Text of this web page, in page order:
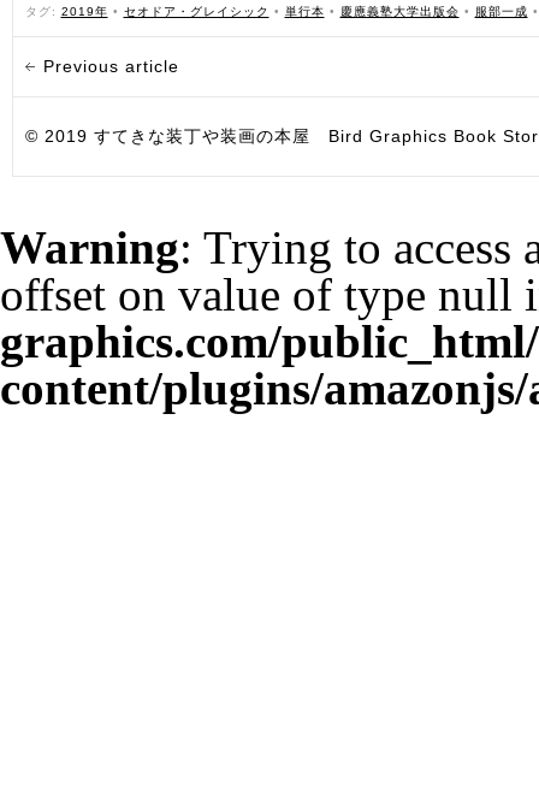
タグ: 2019年 • セオドア・グレイシック • 単行本 • 慶應義塾大学出版会 • 服部一成
Previous article
© 2019 すてきな装丁や装画の本屋 Bird Graphics Book
Warning: Trying to access
offset on value of type null
graphics.com/
content/plugins/